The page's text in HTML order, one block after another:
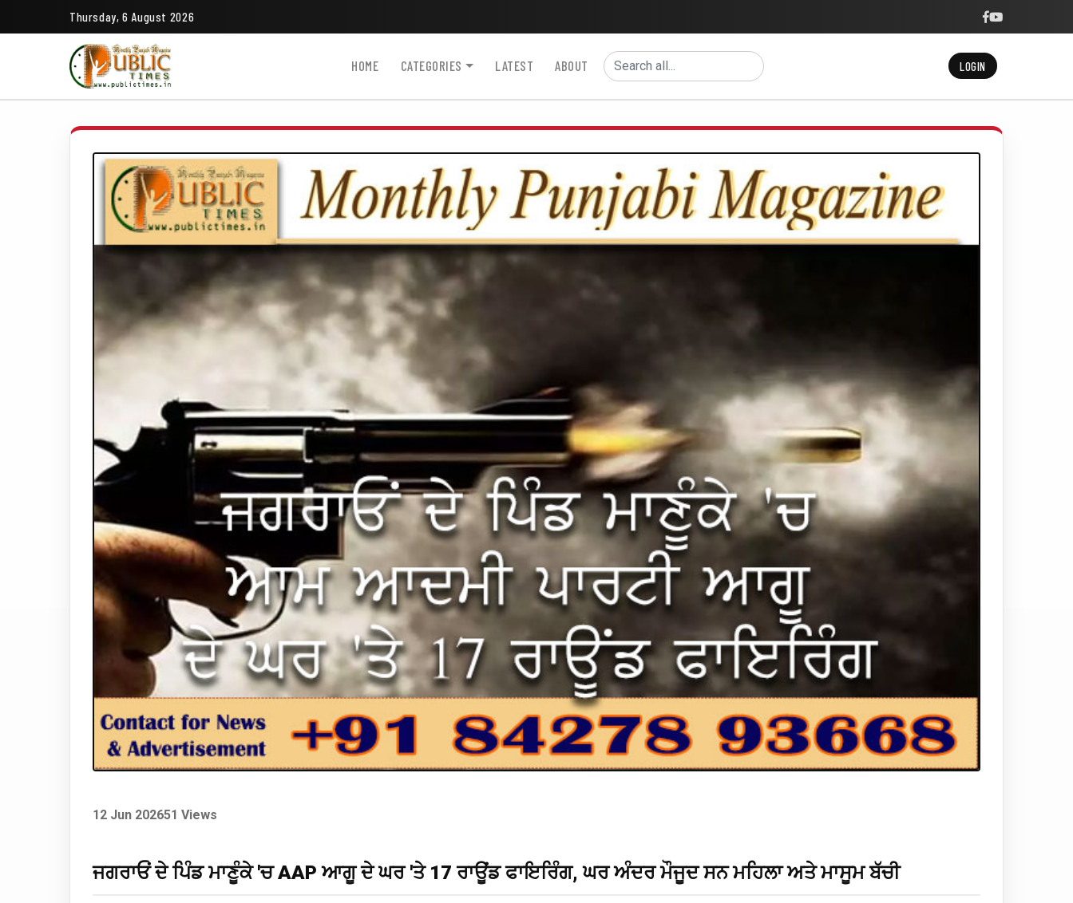
Thursday, 6 August 2026
HOME CATEGORIES LATEST ABOUT LOGIN
12 Jun 202651 Views
ਜਗਰਾਓਂ ਦੇ ਪਿੰਡ ਮਾਣੂੰਕੇ 'ਚ AAP ਆਗੂ ਦੇ ਘਰ 'ਤੇ 17 ਰਾਊਂਡ ਫਾਇਰਿੰਗ, ਘਰ ਅੰਦਰ ਮੌਜੂਦ ਸਨ ਮਹਿਲਾ ਅਤੇ ਮਾਸੂਮ ਬੱਚੀ